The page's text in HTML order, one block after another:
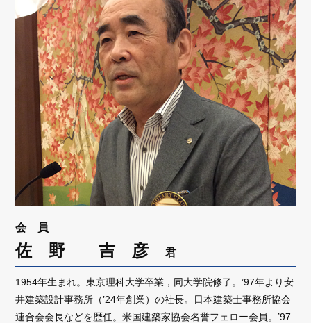
会員専用ページ
English
会 員
佐 野 吉 彦君
1954年生まれ。東京理科大学卒業，同大学院修了。’97年より安
井建築設計事務所（’24年創業）の社長。日本建築士事務所協会
連合会会長などを歴任。米国建築家協会名誉フェロー会員。’97